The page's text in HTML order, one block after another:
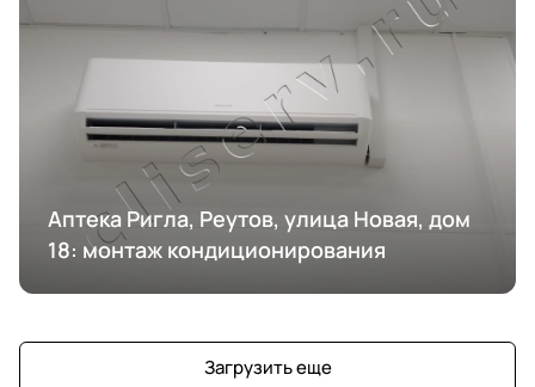
Аптека Ригла, Реутов, улица Новая, дом
18: монтаж кондиционирования
Загрузить еще